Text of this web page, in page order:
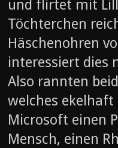
und flirtet mit
Töchterchen
Häschenohren
interessiert dies
Also rannten
welches
Microsoft einen
Mensch, einen